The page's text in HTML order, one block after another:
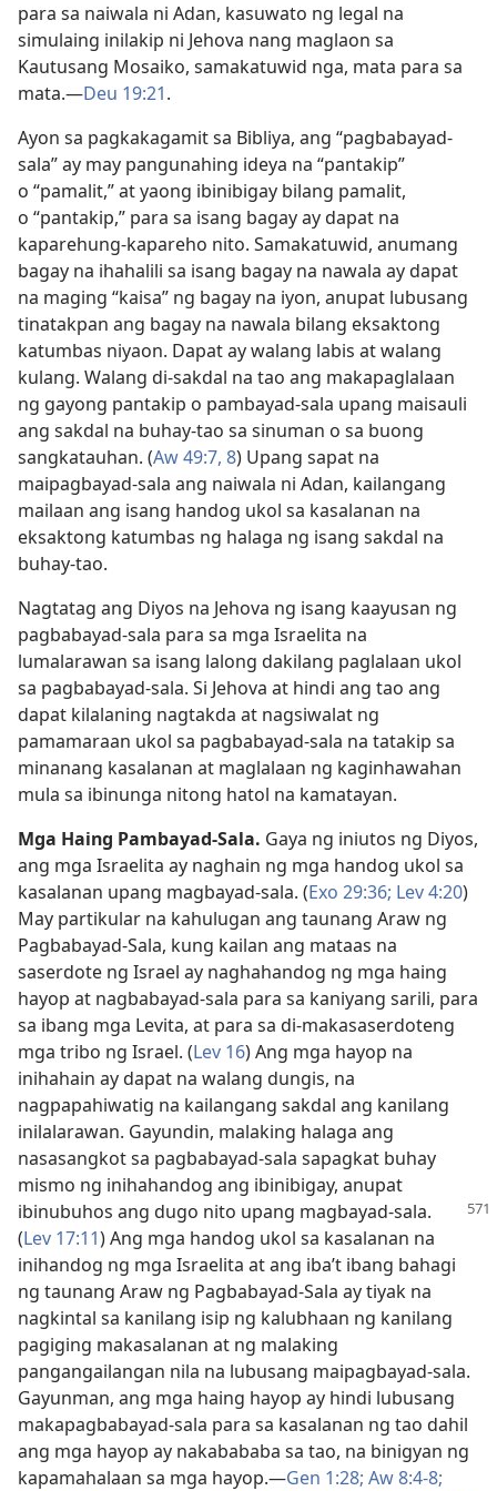
para sa naiwala ni Adan, kasuwato ng legal na
simulaing inilakip ni Jehova nang maglaon sa
Kautusang Mosaiko, samakatuwid nga, mata para sa
mata.​—Deu 19:21.
Ayon sa pagkakagamit sa Bibliya, ang “pagbabayad-
sala” ay may pangunahing ideya na “pantakip”
o “pamalit,” at yaong ibinibigay bilang pamalit,
o “pantakip,” para sa isang bagay ay dapat na
kaparehung-kapareho nito. Samakatuwid, anumang
bagay na ihahalili sa isang bagay na nawala ay dapat
na maging “kaisa” ng bagay na iyon, anupat lubusang
tinatakpan ang bagay na nawala bilang eksaktong
katumbas niyaon. Dapat ay walang labis at walang
kulang. Walang di-sakdal na tao ang makapaglalaan
ng gayong pantakip o pambayad-sala upang maisauli
ang sakdal na buhay-tao sa sinuman o sa buong
sangkatauhan. (Aw 49:7, 8) Upang sapat na
maipagbayad-sala ang naiwala ni Adan, kailangang
mailaan ang isang handog ukol sa kasalanan na
eksaktong katumbas ng halaga ng isang sakdal na
buhay-tao.
Nagtatag ang Diyos na Jehova ng isang kaayusan ng
pagbabayad-sala para sa mga Israelita na
lumalarawan sa isang lalong dakilang paglalaan ukol
sa pagbabayad-sala. Si Jehova at hindi ang tao ang
dapat kilalaning nagtakda at nagsiwalat ng
pamamaraan ukol sa pagbabayad-sala na tatakip sa
minanang kasalanan at maglalaan ng kaginhawahan
mula sa ibinunga nitong hatol na kamatayan.
Mga Haing Pambayad-Sala. Gaya ng iniutos ng Diyos,
ang mga Israelita ay naghain ng mga handog ukol sa
kasalanan upang magbayad-sala. (Exo 29:36; Lev 4:20)
May partikular na kahulugan ang taunang Araw ng
Pagbabayad-Sala, kung kailan ang mataas na
saserdote ng Israel ay naghahandog ng mga haing
hayop at nagbabayad-sala para sa kaniyang sarili, para
sa ibang mga Levita, at para sa di-makasaserdoteng
mga tribo ng Israel. (Lev 16) Ang mga hayop na
inihahain ay dapat na walang dungis, na
nagpapahiwatig na kailangang sakdal ang kanilang
inilalarawan. Gayundin, malaking halaga ang
nasasangkot sa pagbabayad-sala sapagkat buhay
mismo ng inihahandog ang ibinibigay, anupat
ibinubuhos ang dugo nito upang magbayad-sala.
(Lev 17:11) Ang mga handog ukol sa kasalanan na
inihandog ng mga Israelita at ang iba’t ibang bahagi
ng taunang Araw ng Pagbabayad-Sala ay tiyak na
nagkintal sa kanilang isip ng kalubhaan ng kanilang
pagiging makasalanan at ng malaking
pangangailangan nila na lubusang maipagbayad-sala.
Gayunman, ang mga haing hayop ay hindi lubusang
makapagbabayad-sala para sa kasalanan ng tao dahil
ang mga hayop ay nakabababa sa tao, na binigyan ng
kapamahalaan sa mga hayop.​—Gen 1:28; Aw 8:4-8;